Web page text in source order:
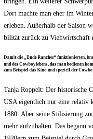
Dort mach­te man eher im
erle­ben. Außer­halb der Sai­son
bi­li­tät zurück zu Vieh­wirt­schaft
Damit die „Dude Ran­ches“ funk­tio­nier­ten,
und des Cow­boy­le­bens, das man bedie­nen
zum Bei­spiel das Kino und spe­zi­ell der
Tan­ja Rop­pelt: Der his­to­ri­sche
USA eigent­lich nur eine rela­tiv
1880. Aber sei­ne Sti­li­sie­rung
mehr auf­zu­hal­ten. Das begann